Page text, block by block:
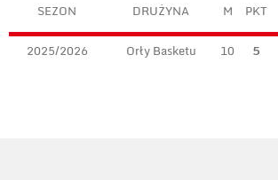
SEZON DRUŻYNA M PKT
2025/2026 Orły Basketu 10 5